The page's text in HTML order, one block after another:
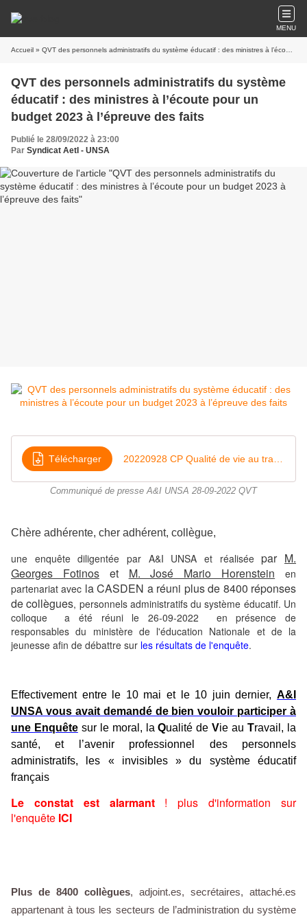
MENU
Accueil » QVT des personnels administratifs du système éducatif : des ministres à l’écoute pour un budget 2023 à l’épreuve des faits
QVT des personnels administratifs du système
éducatif : des ministres à l’écoute pour un
budget 2023 à l’épreuve des faits
Publié le 28/09/2022 à 23:00
Par Syndicat AetI - UNSA
Télécharger
Communiqué de presse A&I UNSA 28-09-2022 QVT
Chère adhérente, cher adhérent, collègue,
une enquête diligentée par A&I UNSA et réaliséepar M.
Georges Fotinoset M. José Mario Horenstein en
partenariat avec la CASDEN a réuni plus de 8400 réponses
de collègues, personnels administratifs du système éducatif. Un
colloque a été réuni le 26-09-2022 en présence de
responsables du ministère de l'éducation Nationale et de la
jeunesse afin de débattre sur les résultats de l'enquête.
Effectivement entre le 10 mai et le 10 juindernier,A&I
UNSA vous avait demandé de bien vouloir participer à
une Enquêtesur le moral, laQualité deVie auTravail, la
santé, et l’avenir professionnel des personnels
administratifs, les « invisibles » du système éducatif
français
Le constat est alarmant! plus d'information sur
l'enquête ICI
Plus de 8400 collègues, adjoint.es, secrétaires, attaché.es
appartenant à tous les secteurs de l’administration du système